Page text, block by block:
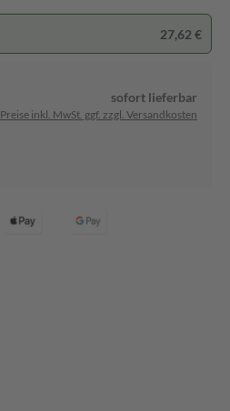
27,62 €
sofort lieferbar
Preise inkl. MwSt. ggf. zzgl. Versandkosten